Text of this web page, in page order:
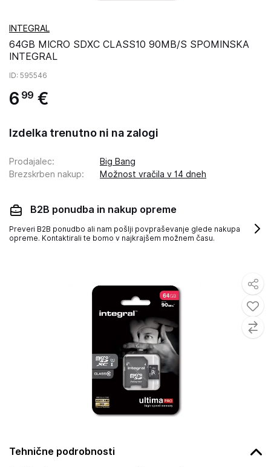
Tehnične podrobnosti
INTEGRAL
64GB MICRO SDXC CLASS10 90MB/S SPOMINSKA
INTEGRAL
ID: 595546
6 99 €
Izdelka trenutno ni na zalogi
Prodajalec:
Big Bang
Brezskrben nakup: Možnost vračila v 14 dneh
B2B ponudba in nakup opreme
Preveri B2B ponudbo ali nam pošlji povpraševanje glede nakupa
opreme. Kontaktirali te bomo v najkrajšem možnem času.